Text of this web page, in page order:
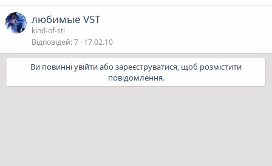
любимые VST
kind-of-sti
Відповідей 7 17.02.10
Ви повинні увійти або зареєструватися, щоб розмістити
повідомлення.